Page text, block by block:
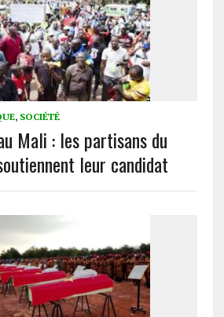
, SOCIÉTÉ
Mali : les partisans du
leur candidat